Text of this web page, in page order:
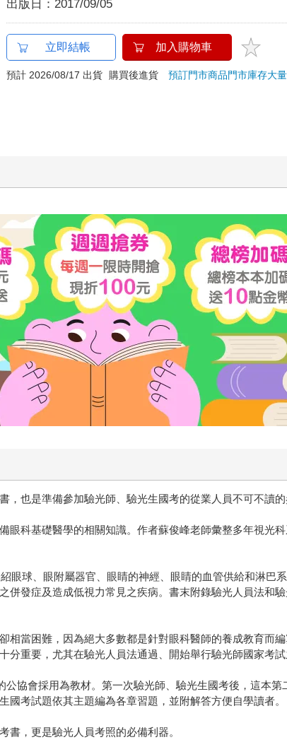
出版日： 2017/09/05
立即結帳 加入購物車
預計 2026/08/17 出貨 購買後進貨預訂門市商品門市庫存大
也是準備參加驗光師、驗光生國考的從業人員不可不讀的
科基礎醫學的相關知識。作者蘇俊峰老師彙整多年視光
眼球、眼附屬器官、眼睛的神經、眼睛的血管供給和淋巴
發症及造成低視力常見之疾病。書末附錄驗光人員法和
當困難，因為絕大多數都是針對眼科醫師的養成教育而
重要，尤其在驗光人員法通過、開始舉行驗光師國家考試
協會採用為教材。第一次驗光師、驗光生國考後，這本
考試題依其主題編為各章習題，並附解答方便自學讀者。
，更是驗光人員考照的必備利器。